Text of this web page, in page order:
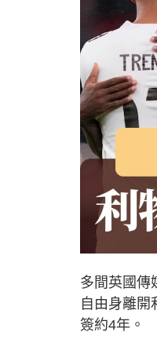
多間英國傳
自由身離
簽約4年。